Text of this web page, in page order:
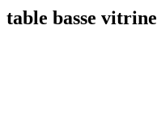
table basse vitrine